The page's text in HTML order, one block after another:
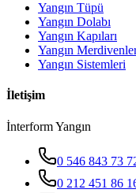
Yangın Tüpü
Yangın Dolabı
Yangın Kapıları
Yangın
Yangın Sistemleri
İletişim
İnterform Yangın
0 546 843 73
0 212 451 86